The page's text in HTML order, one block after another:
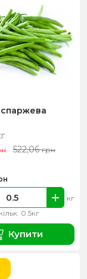
522,06грн
0.5кг
кг
Купити